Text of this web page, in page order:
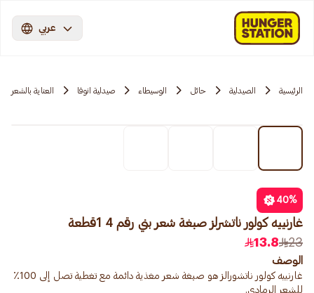
عربي
الرئيسية الصيدلية حائل الوسيطاء صيدلية انوفا العناية بالشعر
40%
غارنييه كولور ناتشرلز صبغة شعر بني رقم 4 1قطعة
23
13.8
الوصف
غارنييه كولور ناتشورالز هو صبغة شعر مغذية دائمة مع تغطية تصل إلى 100٪